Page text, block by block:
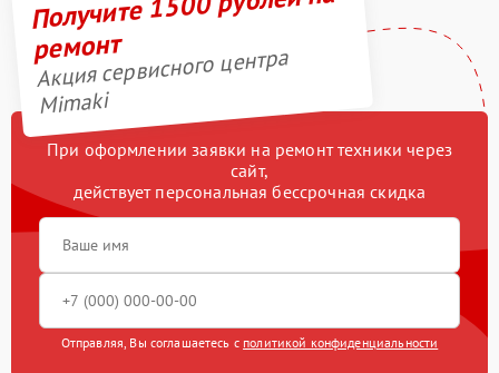
ремонт
Акция сервисного центра
Mimaki
При оформлении заявки на ремонт техники через
сайт,
действует персональная бессрочная скидка
Отправляя, Вы соглашаетесь с политикой конфиденциальности